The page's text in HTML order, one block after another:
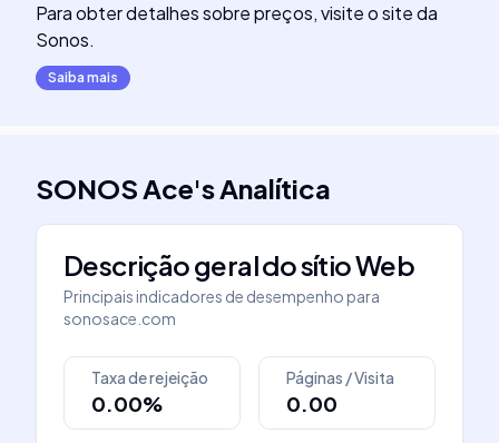
Para obter detalhes sobre preços, visite o site da
Sonos.
Saiba mais
SONOS Ace'sAnalítica
Descrição geral do sítio Web
Principais indicadores de desempenho para
sonosace.com
Taxa de rejeição
0.00%
Páginas / Visita
0.00